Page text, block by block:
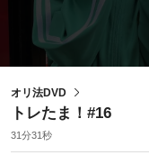
オリ法DVD
トレたま！#16
31分31秒